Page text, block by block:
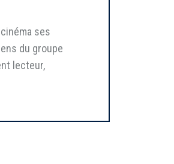
ses
du groupe
lecteur,